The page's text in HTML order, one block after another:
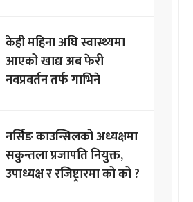
केही महिना अघि स्वास्थ्यमा
आएको खाद्य अब फेरी
नवप्रवर्तन तर्फ गाभिने
नर्सिङ काउन्सिलको अध्यक्षमा
सकुन्तला प्रजापति नियुक्त,
उपाध्यक्ष र रजिष्ट्रारमा को को ?